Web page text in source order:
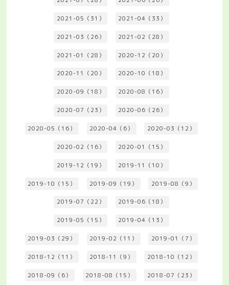
2021-05（31） 2021-04（33）
2021-03（26） 2021-02（28）
2021-01（28） 2020-12（20）
2020-11（20） 2020-10（18）
2020-09（18） 2020-08（16）
2020-07（23） 2020-06（26）
2020-05（16） 2020-04（6） 2020-03（12）
2020-02（16） 2020-01（15）
2019-12（19） 2019-11（10）
2019-10（15） 2019-09（19） 2019-08（9）
2019-07（22） 2019-06（18）
2019-05（15） 2019-04（13）
2019-03（29） 2019-02（11） 2019-01（7）
2018-12（11） 2018-11（9） 2018-10（12）
2018-09（6） 2018-08（15） 2018-07（23）